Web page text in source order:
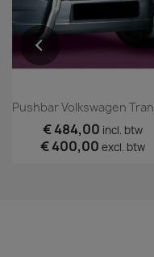
€ 484,00 incl. btw
€ 400,00 excl. btw